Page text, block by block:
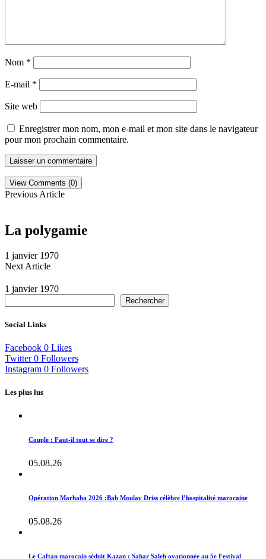
Nom *
E-mail *
Site web
Enregistrer mon nom, mon e-mail et mon site dans le navigateur
pour mon prochain commentaire.
View Comments (0)
Previous Article
La polygamie
1 janvier 1970
Next Article
1 janvier 1970
Rechercher
Social Links
Facebook 0 Likes
Twitter 0 Followers
Instagram 0 Followers
Les plus lus
Couple : Faut-il tout se dire ?
05.08.26
Opération Marhaba 2026 :Bab Moulay Driss célèbre l’hospitalité marocaine
05.08.26
Le Caftan marocain séduit Kazan : Sahar Saleh ovationnée au 5e Festival